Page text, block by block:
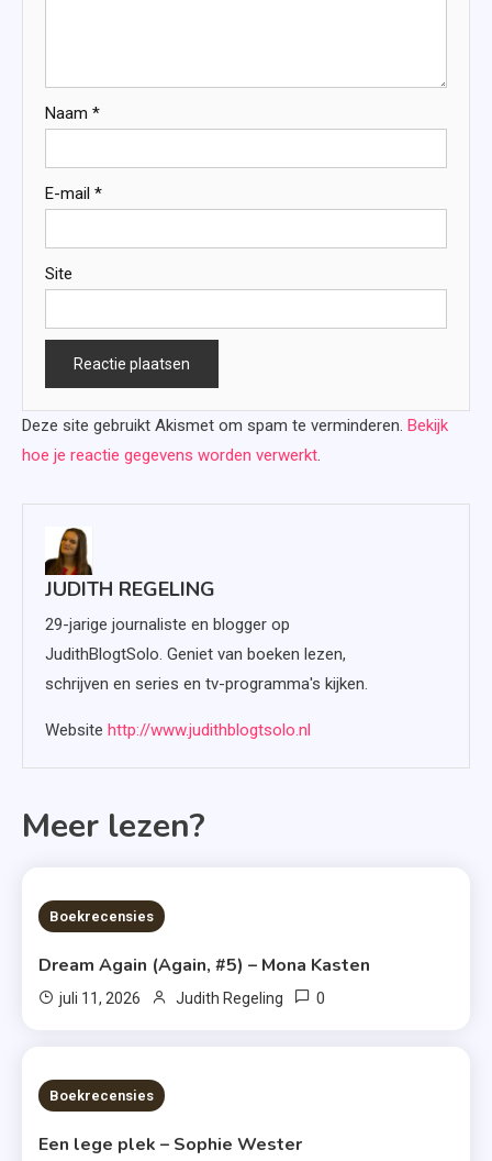
Naam *
E-mail *
Site
Deze site gebruikt Akismet om spam te verminderen. Bekijk
hoe je reactie gegevens worden verwerkt.
JUDITH REGELING
29-jarige journaliste en blogger op
JudithBlogtSolo. Geniet van boeken lezen,
schrijven en series en tv-programma's kijken.
Website http://www.judithblogtsolo.nl
Meer lezen?
6 MINS READ
Boekrecensies
Dream Again (Again, #5) – Mona Kasten
juli 11, 2026 Judith Regeling 0
6 MINS READ
Boekrecensies
Een lege plek – Sophie Wester